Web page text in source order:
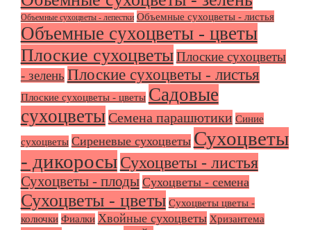
Объемные сухоцветы - лепестки Объемные сухоцветы - листья
Объемные сухоцветы - цветы
Плоские сухоцветы Плоские сухоцветы
- зелень Плоские сухоцветы - листья
Плоские сухоцветы - цветы Садовые
сухоцветы Семена парашютики Синие
сухоцветы Сиреневые сухоцветы Сухоцветы
- дикоросы Сухоцветы - листья
Сухоцветы - плоды Сухоцветы - семена
Сухоцветы - цветы Сухоцветы цветы -
колючки Фиалки Хвойные сухоцветы Хризантема